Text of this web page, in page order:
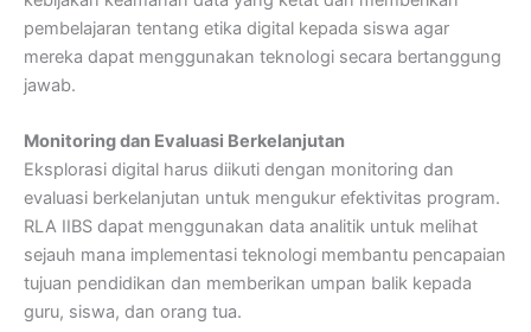
pembelajaran tentang etika digital kepada siswa agar
mereka dapat menggunakan teknologi secara bertanggung
jawab.
Monitoring dan Evaluasi Berkelanjutan
Eksplorasi digital harus diikuti dengan monitoring dan
evaluasi berkelanjutan untuk mengukur efektivitas program.
RLA IIBS dapat menggunakan data analitik untuk melihat
sejauh mana implementasi teknologi membantu pencapaian
tujuan pendidikan dan memberikan umpan balik kepada
guru, siswa, dan orang tua.